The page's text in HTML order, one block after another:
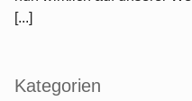
[...]
Kategorien